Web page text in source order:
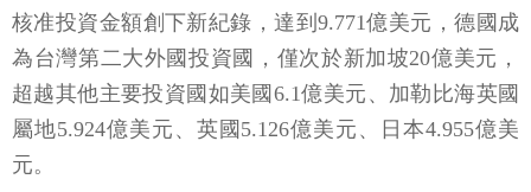
核准投資金額創下新紀錄，達到9.771億美元，德國成
為台灣第二大外國投資國，僅次於新加坡20億美元，
超越其他主要投資國如美國6.1億美元、加勒比海英國
屬地5.924億美元、英國5.126億美元、日本4.955億美
元。